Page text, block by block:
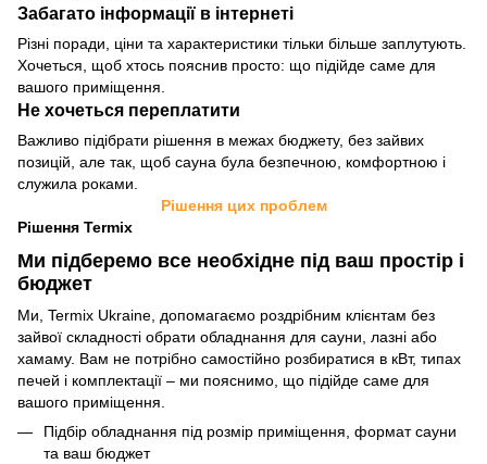
Забагато інформації в інтернеті
Різні поради, ціни та характеристики тільки більше заплутують.
Хочеться, щоб хтось пояснив просто: що підійде саме для
вашого приміщення.
Не хочеться переплатити
Важливо підібрати рішення в межах бюджету, без зайвих
позицій, але так, щоб сауна була безпечною, комфортною і
служила роками.
Рішення цих проблем
Рішення Termix
Ми підберемо все необхідне під ваш простір і
бюджет
Ми, Termix Ukraine, допомагаємо роздрібним клієнтам без
зайвої складності обрати обладнання для сауни, лазні або
хамаму. Вам не потрібно самостійно розбиратися в кВт, типах
печей і комплектації – ми пояснимо, що підійде саме для
вашого приміщення.
Підбір обладнання під розмір приміщення, формат сауни
та ваш бюджет